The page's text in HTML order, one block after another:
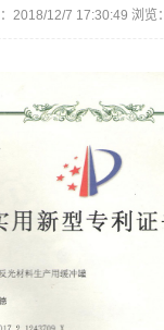
2018/12/7 17:30:49 浏览：